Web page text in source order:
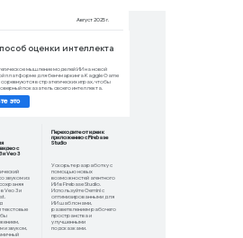
V20, а также с новым ресурсом по
вам работать с Gemini.
Исследуйте
Учиться